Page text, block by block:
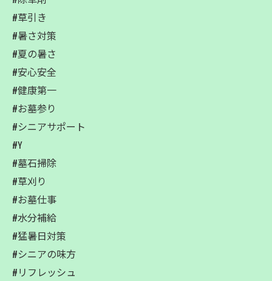
#草引き
#暑さ対策
#夏の暑さ
#安心安全
#健康第一
#お墓参り
#シニアサポート
#Y
#墓石掃除
#草刈り
#お墓仕事
#水分補給
#猛暑日対策
#シニアの味方
#リフレッシュ